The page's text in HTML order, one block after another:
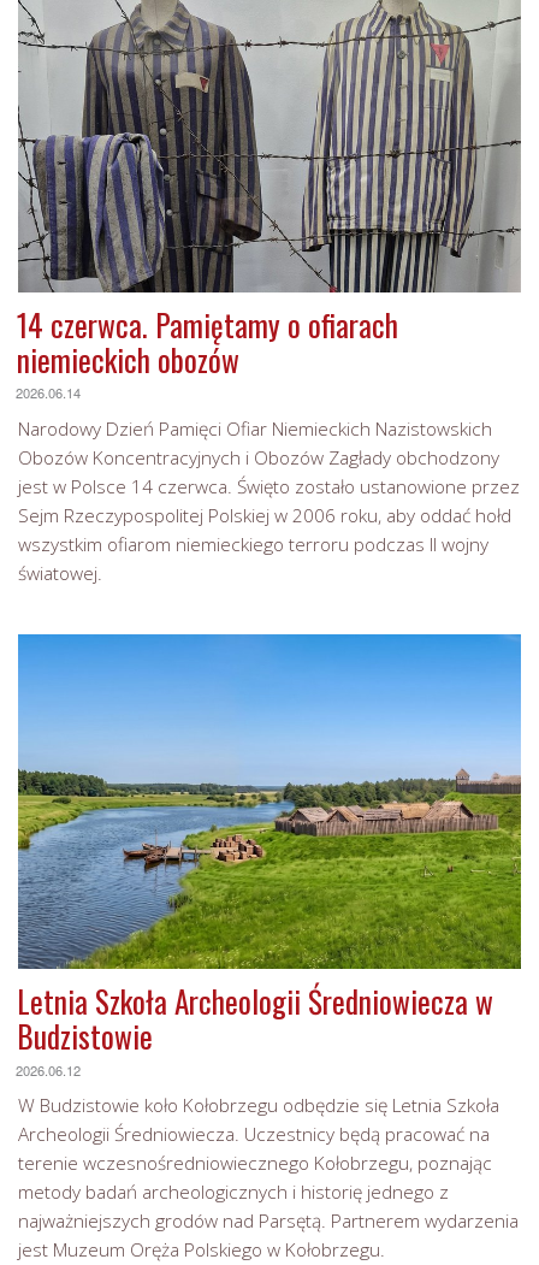
14 czerwca. Pamiętamy o ofiarach
niemieckich obozów
2026.06.14
Narodowy Dzień Pamięci Ofiar Niemieckich Nazistowskich
Obozów Koncentracyjnych i Obozów Zagłady obchodzony
jest w Polsce 14 czerwca. Święto zostało ustanowione przez
Sejm Rzeczypospolitej Polskiej w 2006 roku, aby oddać hołd
wszystkim ofiarom niemieckiego terroru podczas II wojny
światowej.
Letnia Szkoła Archeologii Średniowiecza w
Budzistowie
2026.06.12
W Budzistowie koło Kołobrzegu odbędzie się Letnia Szkoła
Archeologii Średniowiecza. Uczestnicy będą pracować na
terenie wczesnośredniowiecznego Kołobrzegu, poznając
metody badań archeologicznych i historię jednego z
najważniejszych grodów nad Parsętą. Partnerem wydarzenia
jest Muzeum Oręża Polskiego w Kołobrzegu.